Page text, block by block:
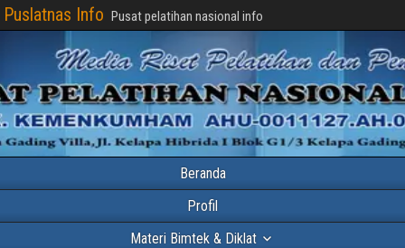
Puslatnas Info Pusat pelatihan nasional info
Beranda
Profil
Materi Bimtek & Diklat